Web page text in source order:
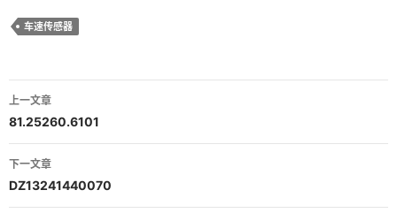
车速传感器
文
章
导
航
上一文章
81.25260.6101
下一文章
DZ13241440070